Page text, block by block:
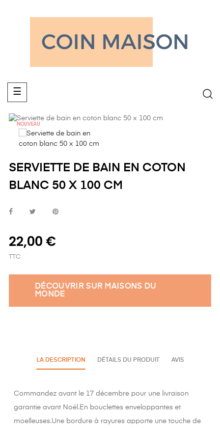
Basculer
la
navigation
☰
NOUVEAU
SERVIETTE DE BAIN EN COTON
BLANC 50 X 100 CM
22,00 €
TTC
DÉCOUVRIR SUR MAISONS DU
MONDE
LA DESCRIPTION DÉTAILS DU PRODUIT AVIS
Commandez avant le 17 décembre pour une livraison
garantie avant Noël.En bouclettes enveloppantes et
moelleuses.Une bordure à rayures apporte une touche de